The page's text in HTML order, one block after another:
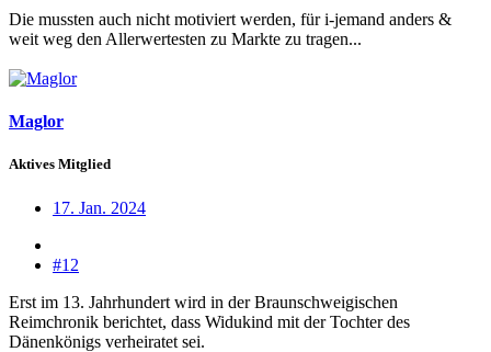
Die mussten auch nicht motiviert werden, für i-jemand anders &
weit weg den Allerwertesten zu Markte zu tragen...
Maglor
Aktives Mitglied
17. Jan. 2024
#12
Erst im 13. Jahrhundert wird in der Braunschweigischen
Reimchronik berichtet, dass Widukind mit der Tochter des
Dänenkönigs verheiratet sei.